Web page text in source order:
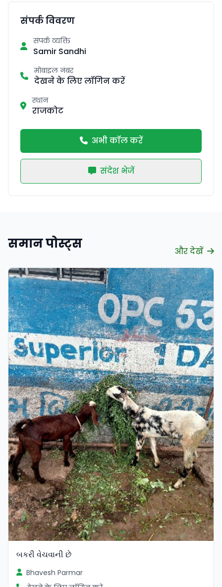
संपर्क विवरण
संपर्क व्यक्ति
Samir Sandhi
मोबाइल नंबर
देखने के लिए लॉगिन करें
स्थान
राजकोट
अभी कॉल करें
संदेश भेजें
समान पोस्ट्स और देखें
બકરી વેચવાની છે
Bhavesh Parmar